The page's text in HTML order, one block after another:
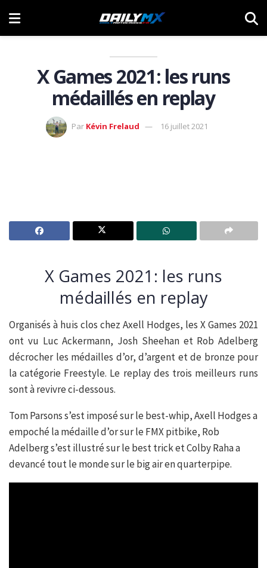
X Games 2021: les runs
médaillés en replay
Par Kévin Frelaud 16 juillet 2021
X Games 2021: les runs
médaillés en replay
Organisés à huis clos chez Axell Hodges, les X Games 2021
ont vu Luc Ackermann, Josh Sheehan et Rob Adelberg
décrocher les médailles d’or, d’argent et de bronze pour
la catégorie Freestyle. Le replay des trois meilleurs runs
sont à revivre ci-dessous.
Tom Parsons s’est imposé sur le best-whip, Axell Hodges a
empoché la médaille d’or sur le FMX pitbike, Rob
Adelberg s’est illustré sur le best trick et Colby Raha a
devancé tout le monde sur le big air en quarterpipe.